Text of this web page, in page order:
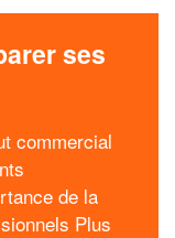
ses
commercial
de la
Plus